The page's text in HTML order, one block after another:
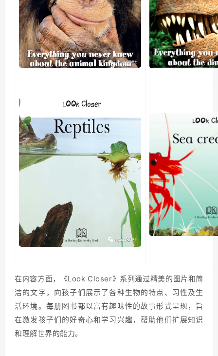
在内容方面，《Look Closer》系列通过精美的图片和简
洁的文字，向孩子们展示了各种生物的特点、习性及生
活环境。每册图书都以富有趣味性的故事形式呈现，旨
在激发孩子们的好奇心和学习兴趣，帮助他们扩展知识
和理解世界的能力。